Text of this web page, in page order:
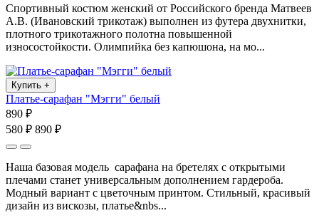
Спортивный костюм женский от Российского бренда Матвеев
А.В. (Ивановский трикотаж) выполнен из футера двухнитки,
плотного трикотажного полотна повышенной
износостойкости. Олимпийка без капюшона, на мо...
Купить +
Платье-сарафан "Мэгги" белый
890 ₽
580 ₽ 890 ₽
Наша базовая модель сарафана на бретелях с открытыми
плечами станет универсальным дополнением гардероба.
Модный вариант с цветочным принтом. Стильный, красивый
дизайн из вискозы, платье&nbs...